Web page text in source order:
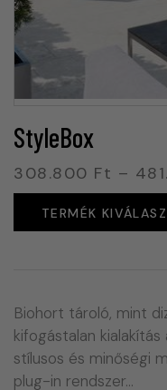
StyleBox
308.800 Ft –
TERMÉK
Biohort tároló, mint
kifogástalan
stílusos és minőségi
plug-in rendszer…